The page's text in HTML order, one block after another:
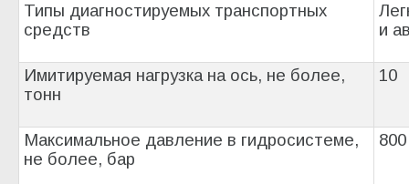
Типы диагностируемых транспортных
средств
и
Имитируемая нагрузка на ось, не более,
тонн
10
Максимальное давление в гидросистеме,
не более, бар
800